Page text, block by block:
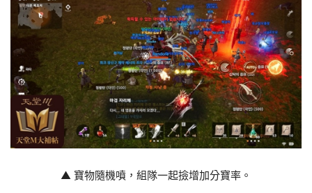
▲ 寶物隨機噴，組隊一起撿增加分寶率。